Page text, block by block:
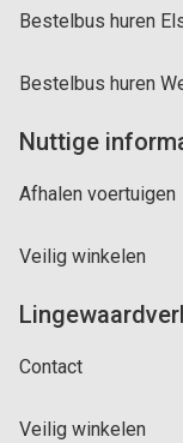
Bestelbus huren
Bestelbus huren
Nuttige
Afhalen voertuigen
Veilig winkelen
Contact
Veilig winkelen